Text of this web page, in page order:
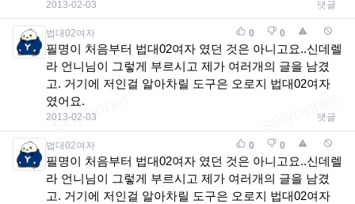
2013-02-03 댓글
법대02여자 0 0
필명이 처음부터 법대02여자 였던 것은 아니고요..신데렐
라 언니님이 그렇게 부르시고 제가 여러개의 글을 남겼
고. 거기에 저인걸 알아차릴 도구은 오로지 법대02여자
였어요.
2013-02-03 댓글
법대02여자 0 0
필명이 처음부터 법대02여자 였던 것은 아니고요..신데렐
라 언니님이 그렇게 부르시고 제가 여러개의 글을 남겼
고. 거기에 저인걸 알아차릴 도구은 오로지 법대02여자